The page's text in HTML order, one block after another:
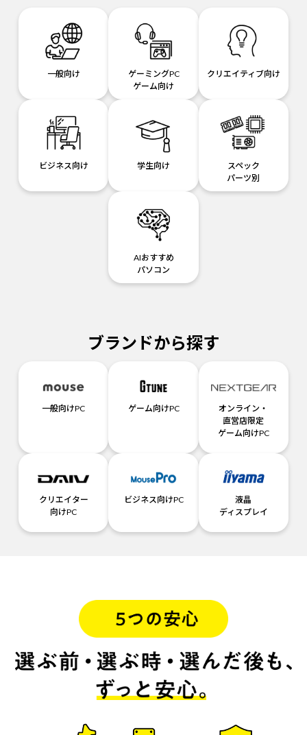
一般向け
ゲーミングPC
ゲーム向け
クリエイティブ向け
ビジネス向け 学生向け
スペック
パーツ別
AIおすすめ
パソコン
ブランドから探す
一般向けPC ゲーム向けPC
オンライン・
直営店限定
ゲーム向けPC
クリエイター
向けPC
ビジネス向けPC
液晶
ディスプレイ